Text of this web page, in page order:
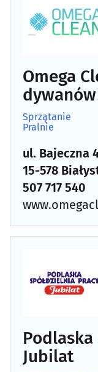
Telekomunikacja -
Tworzywa sztuczne
Weterynarze
Wody mineralne i
Wydawnictwa(19)
Wyposażenie
Wypożyczanie DVD
Wywóz
Zabytki -
Omega
dywanów
Sprzątanie
Pralnie
ul. Bajeczna
15-578
507 717 540
Podlaska
Jubilat